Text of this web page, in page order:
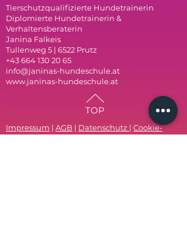
Tierschutzqualifizierte Hundetrainerin
Diplomierte Hundetrainerin &
Verhaltensberaterin
Janina Falkeis
Tullenweg 5 | 6522 Prutz
+43 664 130 20 65
info@janinas-hundeschule.at
www.janinas-hundeschule.at
TOP
Impressum | AGB | Datenschutz | Cookie-